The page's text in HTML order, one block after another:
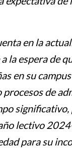
en la
la espera de
en su
de
lectivo
para su